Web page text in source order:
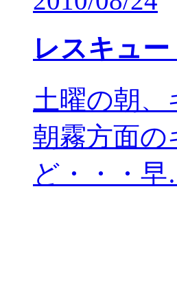
レスキュー
土曜の朝
朝霧方面
ど・・・